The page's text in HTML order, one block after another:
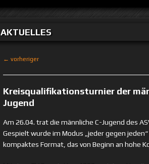
AKTUELLES
← vorheriger
Kreisqualifikationsturnier der
Jugend
Am 26.04. trat die männliche C-Jugend des
Gespielt wurde im Modus „jeder gegen
kompaktes Format, das von Beginn an hohe